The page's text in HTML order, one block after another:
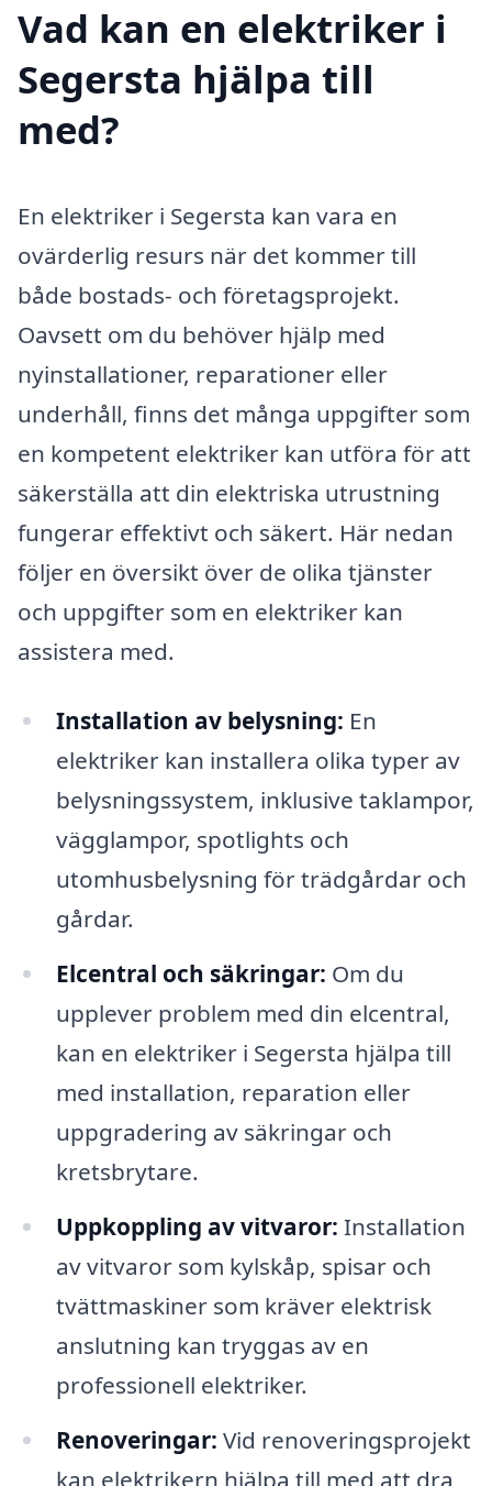
Vad kan en elektriker i
Segersta hjälpa till
med?
En elektriker i Segersta kan vara en
ovärderlig resurs när det kommer till
både bostads- och företagsprojekt.
Oavsett om du behöver hjälp med
nyinstallationer, reparationer eller
underhåll, finns det många uppgifter som
en kompetent elektriker kan utföra för att
säkerställa att din elektriska utrustning
fungerar effektivt och säkert. Här nedan
följer en översikt över de olika tjänster
och uppgifter som en elektriker kan
assistera med.
Installation av belysning: En
elektriker kan installera olika typer av
belysningssystem, inklusive taklampor,
vägglampor, spotlights och
utomhusbelysning för trädgårdar och
gårdar.
Elcentral och säkringar: Om du
upplever problem med din elcentral,
kan en elektriker i Segersta hjälpa till
med installation, reparation eller
uppgradering av säkringar och
kretsbrytare.
Uppkoppling av vitvaror: Installation
av vitvaror som kylskåp, spisar och
tvättmaskiner som kräver elektrisk
anslutning kan tryggas av en
professionell elektriker.
Renoveringar: Vid renoveringsprojekt
kan elektrikern hjälpa till med att dra